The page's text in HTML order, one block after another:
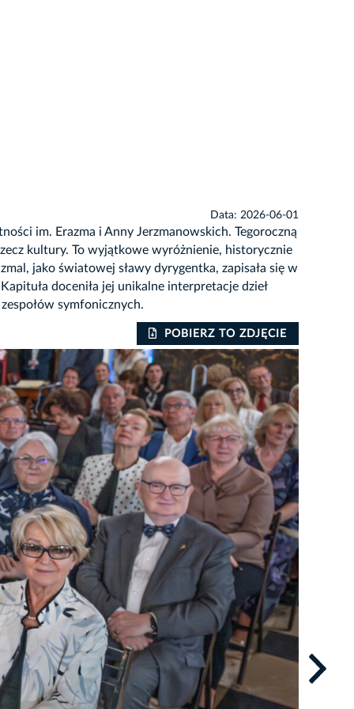
Data: 2026-06-01
im. Erazma i Anny Jerzmanowskich. Tegoroczną
kultury. To wyjątkowe wyróżnienie, historycznie
jako światowej sławy dyrygentka, zapisała się w
doceniła jej unikalne interpretacje dzieł
symfonicznych.
POBIERZ TO ZDJĘCIE